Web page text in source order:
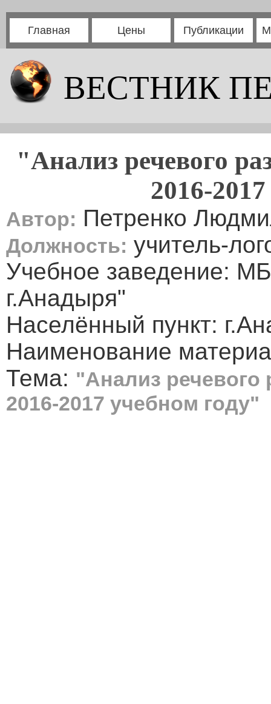
Главная Цены Публикации
ВЕСТНИК
"Анализ речевого
2016-
Автор: Петренко
Должность: учитель-
Учебное заведение:
г.Анадыря"
Населённый пункт:
Наименование
Тема: "Анализ речевого
2016-2017 учебном году"